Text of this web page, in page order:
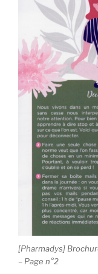
[Pharmadys]
– Page n°2